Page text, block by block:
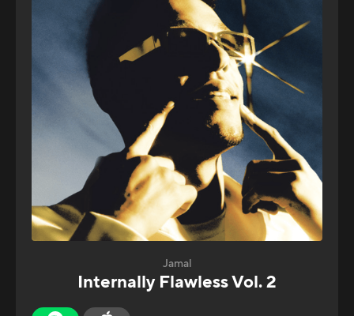
Jamal
Internally Flawless Vol. 2